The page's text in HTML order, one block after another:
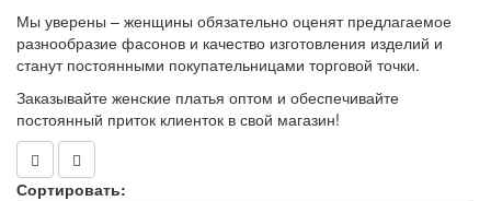
Мы уверены – женщины обязательно оценят предлагаемое
разнообразие фасонов и качество изготовления изделий и
станут постоянными покупательницами торговой точки.
Заказывайте женские платья оптом и обеспечивайте
постоянный приток клиенток в свой магазин!
Сортировать: